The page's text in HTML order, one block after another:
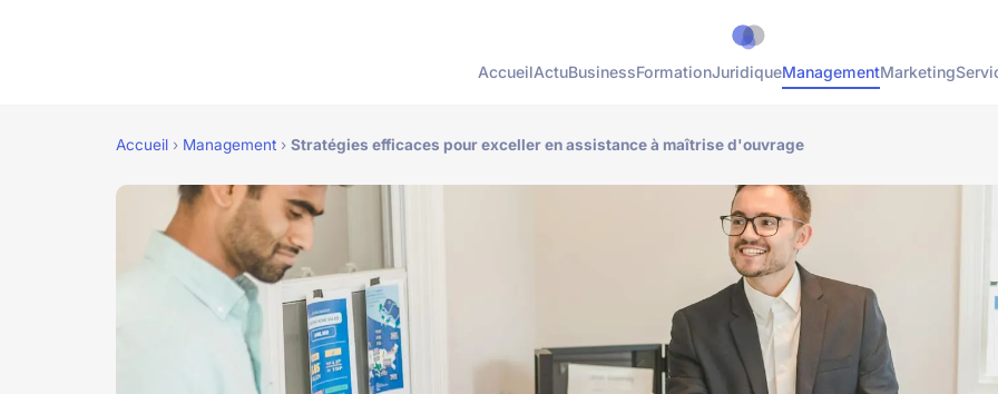
AccueilActuBusinessFormationJuridiqueManagementMarketing
Accueil › Management › Stratégies efficaces pour exceller en assistance à maîtrise d'ouvrage